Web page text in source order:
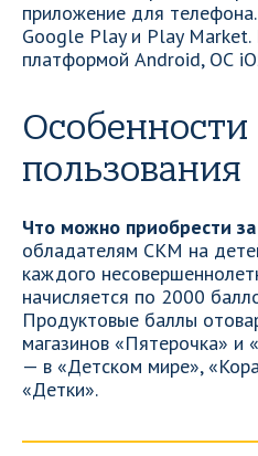
приложение для
Google Play и Play
платформой Android, ОС
Особенности
пользования
Что можно приобрести
обладателям СКМ на
каждого
начисляется по 2000
Продуктовые баллы
магазинов «Пятерочка» и
— в «Детском мире»,
«Детки».